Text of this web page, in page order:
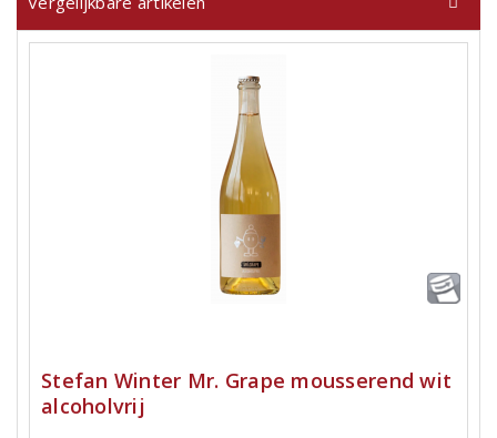
Stefan Winter Mr. Grape mousserend wit
alcoholvrij